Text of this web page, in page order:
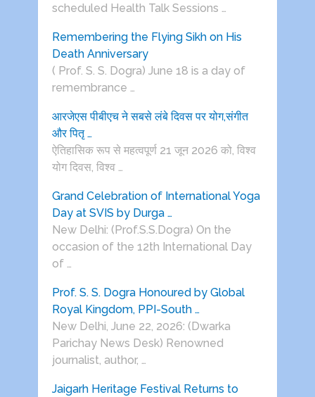
scheduled Health Talk Sessions …
Remembering the Flying Sikh on His
Death Anniversary
( Prof. S. S. Dogra) June 18 is a day of
remembrance …
आरजेएस पीबीएच ने सबसे लंबे दिवस पर योग,संगीत
और पितृ …
ऐतिहासिक रूप से महत्वपूर्ण 21 जून 2026 को, विश्व
योग दिवस, विश्व …
Grand Celebration of International Yoga
Day at SVIS by Durga …
New Delhi: (Prof.S.S.Dogra) On the
occasion of the 12th International Day
of …
Prof. S. S. Dogra Honoured by Global
Royal Kingdom, PPI-South …
New Delhi, June 22, 2026: (Dwarka
Parichay News Desk) Renowned
journalist, author, …
Jaigarh Heritage Festival Returns to